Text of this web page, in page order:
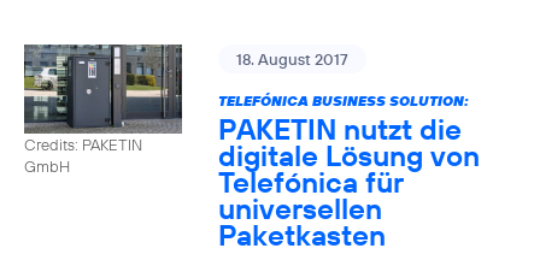
Credits: PAKETIN
GmbH
18. August 2017
TELEFÓNICA BUSINESS SOLUTION:
PAKETIN nutzt die
digitale Lösung von
Telefónica für
universellen
Paketkasten